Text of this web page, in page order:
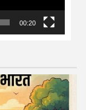
00:20